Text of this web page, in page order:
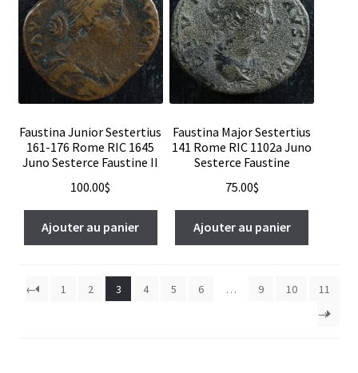
Faustina Junior Sestertius
161-176 Rome RIC 1645
Juno Sesterce Faustine II
100.00$
Ajouter au panier
Faustina Major Sestertius
141 Rome RIC 1102a Juno
Sesterce Faustine
75.00$
Ajouter au panier
← 1 2 3 4 5 6 … 9 10
11
→